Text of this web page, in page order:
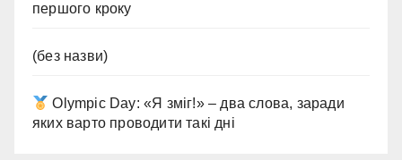
першого кроку
(без назви)
Olympic Day: «Я зміг!» – два слова, заради
яких варто проводити такі дні